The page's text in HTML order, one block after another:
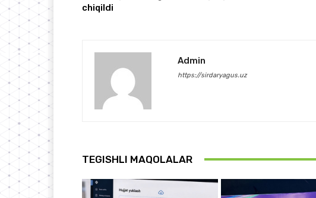
chiqildi
Admin
https://sirdaryagus.uz
TEGISHLI MAQOLALAR